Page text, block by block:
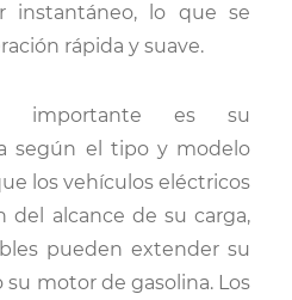
instantáneo, lo que se
rápida y suave.
importante es su
según el tipo y modelo
los vehículos eléctricos
del alcance de su carga,
pueden extender su
motor de gasolina. Los